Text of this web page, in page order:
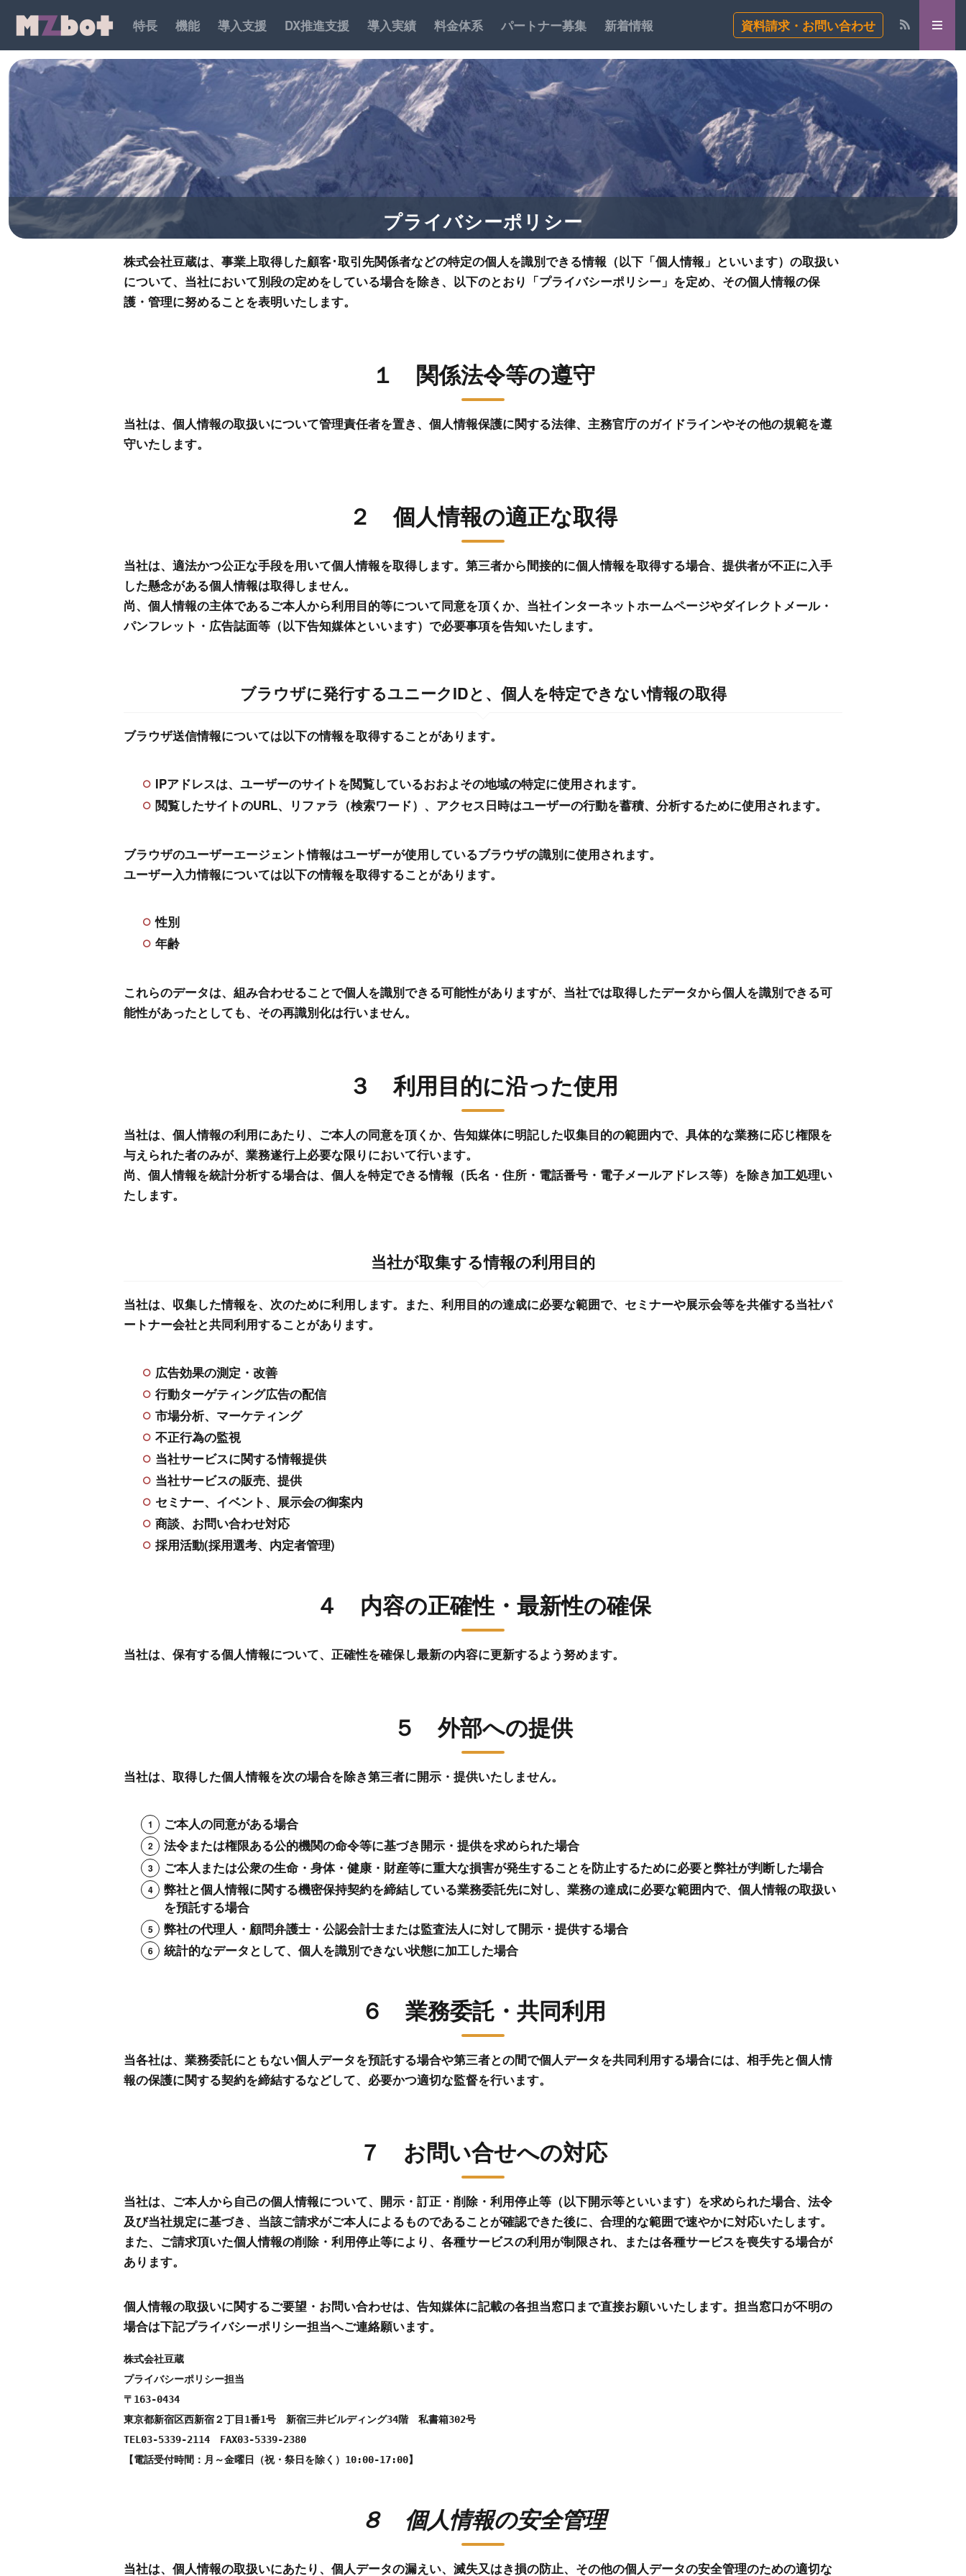
特長 機能 導入支援 DX推進支援 導入実績 料金体系 パートナー募集 新着情報 資料請求・お問い合わせ
プライバシーポリシー
株式会社豆蔵は、事業上取得した顧客･取引先関係者などの特定の個人を識別できる情報（以下「個人情報」といいます）の取扱い
について、当社において別段の定めをしている場合を除き、以下のとおり「プライバシーポリシー」を定め、その個人情報の保
護・管理に努めることを表明いたします。
１ 関係法令等の遵守
当社は、個人情報の取扱いについて管理責任者を置き、個人情報保護に関する法律、主務官庁のガイドラインやその他の規範を遵
守いたします。
２ 個人情報の適正な取得
当社は、適法かつ公正な手段を用いて個人情報を取得します。第三者から間接的に個人情報を取得する場合、提供者が不正に入手
した懸念がある個人情報は取得しません。
尚、個人情報の主体であるご本人から利用目的等について同意を頂くか、当社インターネットホームページやダイレクトメール・
パンフレット・広告誌面等（以下告知媒体といいます）で必要事項を告知いたします。
ブラウザに発行するユニークIDと、個人を特定できない情報の取得
ブラウザ送信情報については以下の情報を取得することがあります。
IPアドレスは、ユーザーのサイトを閲覧しているおおよその地域の特定に使用されます。
閲覧したサイトのURL、リファラ（検索ワード）、アクセス日時はユーザーの行動を蓄積、分析するために使用されます。
ブラウザのユーザーエージェント情報はユーザーが使用しているブラウザの識別に使用されます。
ユーザー入力情報については以下の情報を取得することがあります。
性別
年齢
これらのデータは、組み合わせることで個人を識別できる可能性がありますが、当社では取得したデータから個人を識別できる可
能性があったとしても、その再識別化は行いません。
３ 利用目的に沿った使用
当社は、個人情報の利用にあたり、ご本人の同意を頂くか、告知媒体に明記した収集目的の範囲内で、具体的な業務に応じ権限を
与えられた者のみが、業務遂行上必要な限りにおいて行います。
尚、個人情報を統計分析する場合は、個人を特定できる情報（氏名・住所・電話番号・電子メールアドレス等）を除き加工処理い
たします。
当社が取集する情報の利用目的
当社は、収集した情報を、次のために利用します。また、利用目的の達成に必要な範囲で、セミナーや展示会等を共催する当社パ
ートナー会社と共同利用することがあります。
広告効果の測定・改善
行動ターゲティング広告の配信
市場分析、マーケティング
不正行為の監視
当社サービスに関する情報提供
当社サービスの販売、提供
セミナー、イベント、展示会の御案内
商談、お問い合わせ対応
採用活動(採用選考、内定者管理)
４ 内容の正確性・最新性の確保
当社は、保有する個人情報について、正確性を確保し最新の内容に更新するよう努めます。
５ 外部への提供
当社は、取得した個人情報を次の場合を除き第三者に開示・提供いたしません。
ご本人の同意がある場合
法令または権限ある公的機関の命令等に基づき開示・提供を求められた場合
ご本人または公衆の生命・身体・健康・財産等に重大な損害が発生することを防止するために必要と弊社が判断した場合
弊社と個人情報に関する機密保持契約を締結している業務委託先に対し、業務の達成に必要な範囲内で、個人情報の取扱い
を預託する場合
弊社の代理人・顧問弁護士・公認会計士または監査法人に対して開示・提供する場合
統計的なデータとして、個人を識別できない状態に加工した場合
６ 業務委託・共同利用
当各社は、業務委託にともない個人データを預託する場合や第三者との間で個人データを共同利用する場合には、相手先と個人情
報の保護に関する契約を締結するなどして、必要かつ適切な監督を行います。
７ お問い合せへの対応
当社は、ご本人から自己の個人情報について、開示・訂正・削除・利用停止等（以下開示等といいます）を求められた場合、法令
及び当社規定に基づき、当該ご請求がご本人によるものであることが確認できた後に、合理的な範囲で速やかに対応いたします。
また、ご請求頂いた個人情報の削除・利用停止等により、各種サービスの利用が制限され、または各種サービスを喪失する場合が
あります。
個人情報の取扱いに関するご要望・お問い合わせは、告知媒体に記載の各担当窓口まで直接お願いいたします。担当窓口が不明の
場合は下記プライバシーポリシー担当へご連絡願います。
株式会社豆蔵
プライバシーポリシー担当
〒163-0434
東京都新宿区西新宿２丁目1番1号 新宿三井ビルディング34階 私書箱302号
TEL03-5339-2114 FAX03-5339-2380
【電話受付時間：月～金曜日（祝・祭日を除く）10:00-17:00】
８ 個人情報の安全管理
当社は、個人情報の取扱いにあたり、個人データの漏えい、滅失又はき損の防止、その他の個人データの安全管理のための適切な